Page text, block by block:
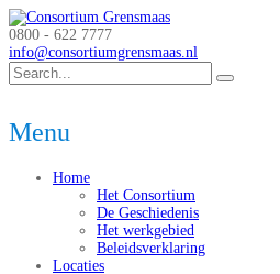
0800 - 622 7777
info@consortiumgrensmaas.nl
Menu
Home
Het Consortium
De Geschiedenis
Het werkgebied
Beleidsverklaring
Locaties